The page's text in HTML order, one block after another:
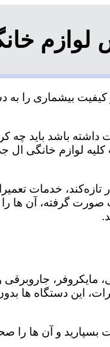
بیشماری را به
داشته باشد باید چه
کلیه لوازم خانگی ال
تازه‌کند، خدمات
گرفته، آن ها را
مایکروفر، جاروبرقی
این دستگاه ها
و آن ها را